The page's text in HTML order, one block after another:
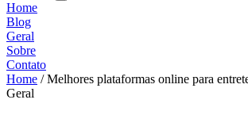
Home
Blog
Geral
Sobre
Contato
Home / Melhores plataformas online para
Geral